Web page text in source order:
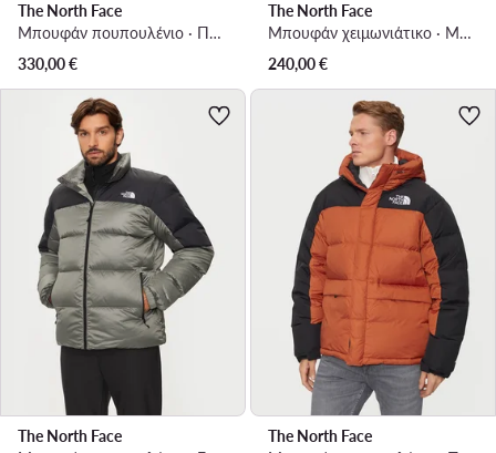
The North Face
Μπουφάν πουπουλένιο · Πράσινο
330,00€
The North Face
Μπουφάν χειμωνιάτικο · Μπλε
240,00€
The North Face
The North Face